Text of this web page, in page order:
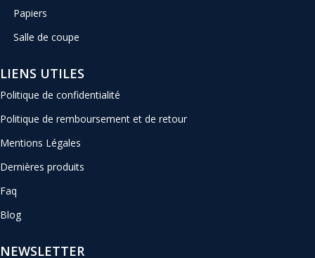
Papiers
Salle de coupe
LIENS UTILES
Politique de confidentialité
Politique de remboursement et de retour
Mentions Légales
Dernières produits
Faq
Blog
NEWSLETTER